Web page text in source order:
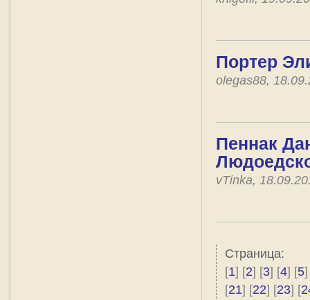
Портер
olegas88,
Пеннак
vTinka,
Страница:
[1] [2] [3] [4] [5]
[21] [22] [23] [